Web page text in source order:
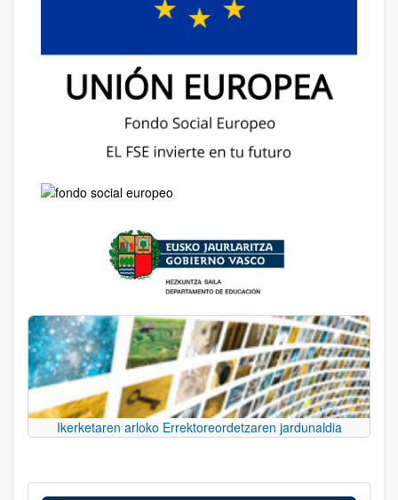
Ikerketaren arloko Errektoreordetzaren jardunaldia